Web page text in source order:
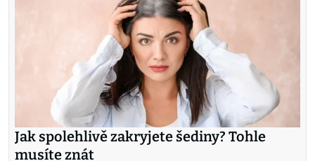
Jak spolehlivě zakryjete šediny? Tohle
musíte znát